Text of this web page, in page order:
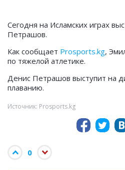
Сегодня на Исламских играх
Петрашов.
Как сообщает Prosports.kg,
по тяжелой атлетике.
Денис Петрашов выступит на
плаванию.
Источник: Prosports.kg
0